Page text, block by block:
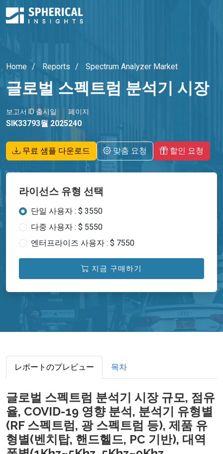
Home Reports Spectrum Analyzer Market
글로벌 스펙트럼 분석기 시장
보고서 ID
SIK3379
출시일
3월 2025
페이지
240
무료 샘플 다운로드 맞춤 요청 할인 요청
라이선스 유형 선택
단일 사용자 : $ 3550
다중 사용자 : $ 5550
엔터프라이즈 사용자 : $ 7550
지금 구매하기
レポートのプレビュー 목차
글로벌 스펙트럼 분석기 시장 규모, 점유
율, COVID-19 영향 분석, 분석기 유형별
(RF 스펙트럼, 광 스펙트럼 등), 제품 유
형별(벤치탑, 핸드헬드, PC 기반), 대역